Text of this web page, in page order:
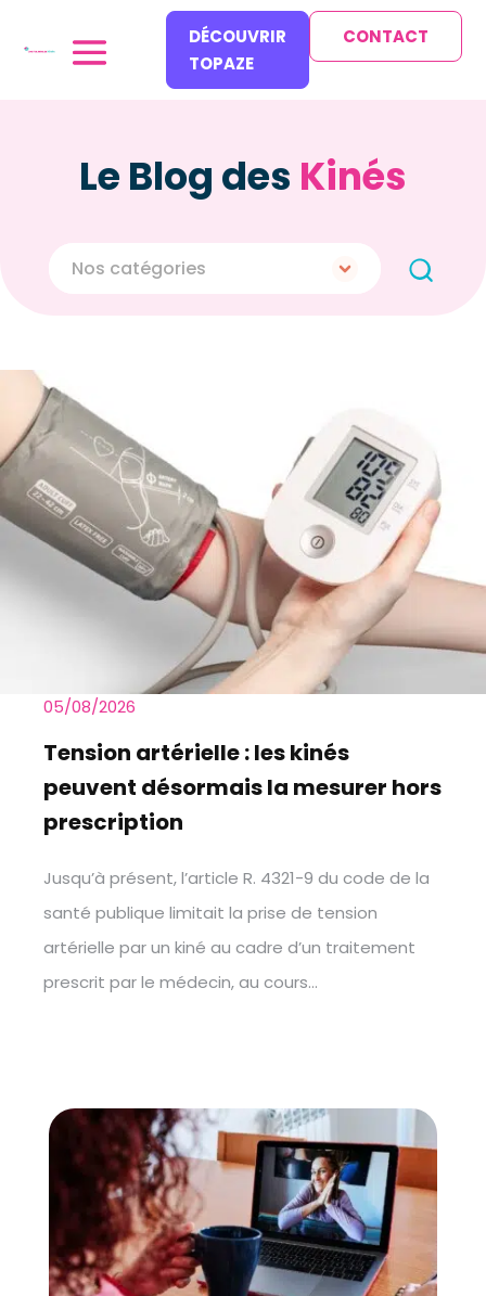
DÉCOUVRIR
TOPAZE
CONTACT
Le Blog des Kinés
Nos catégories
05/08/2026
Tension artérielle : les kinés
peuvent désormais la mesurer hors
prescription
Jusqu’à présent, l’article R. 4321-9 du code de la
santé publique limitait la prise de tension
artérielle par un kiné au cadre d’un traitement
prescrit par le médecin, au cours…